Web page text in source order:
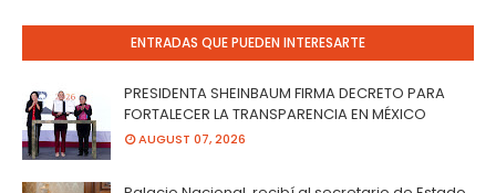
ENTRADAS QUE PUEDEN INTERESARTE
PRESIDENTA SHEINBAUM FIRMA DECRETO PARA
FORTALECER LA TRANSPARENCIA EN MÉXICO
AUGUST 07, 2026